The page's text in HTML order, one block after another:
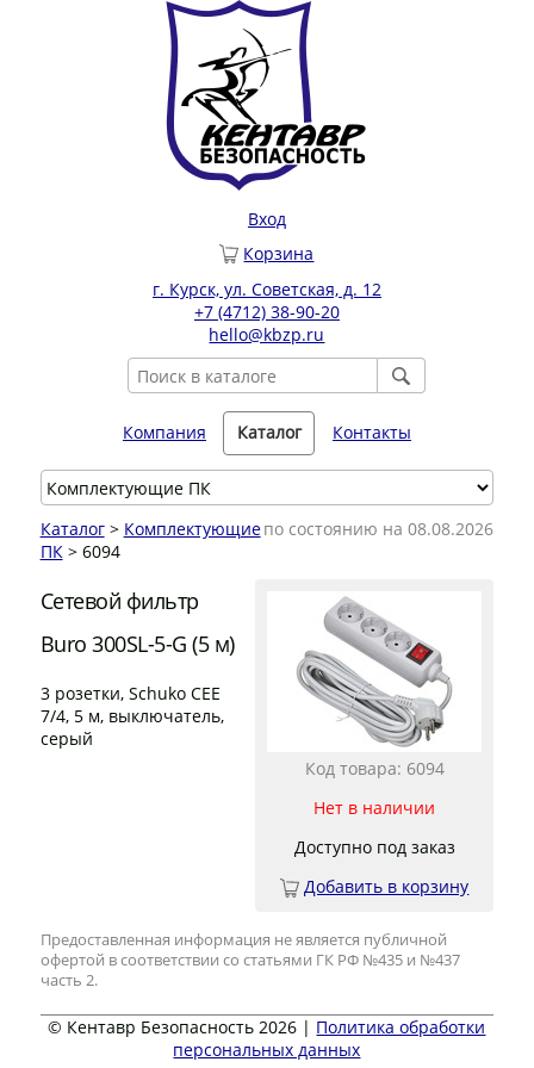
Вход
Корзина
г. Курск, ул. Советская, д. 12
+7 (4712) 38-90-20
hello@kbzp.ru
Компания Каталог Контакты
по состоянию на 08.08.2026
Каталог> Комплектующие
ПК> 6094
Код товара: 6094
Нет в наличии
Доступно под заказ
Добавить в корзину
Сетевой фильтр
Buro 300SL-5-G (5 м)
3 розетки, Schuko CEE
7/4, 5 м, выключатель,
серый
Предоставленная информация не является публичной
офертой в соответствии со статьями ГК РФ №435 и №437
часть 2.
© Кентавр Безопасность 2026 | Политика обработки
персональных данных